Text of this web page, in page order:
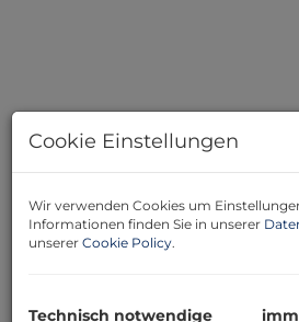
Beschreibung
Falstaff - Gault Millau
Gastronomieobjekt in NÖ
Chance auf ein Top Kaffeehaus in
einer wirtschaftsstarken
Cookie Einstellungen
Wir verwenden Cookies um
Informationen finden Sie in unserer
unserer Cookie Policy.
Technisch notwendige